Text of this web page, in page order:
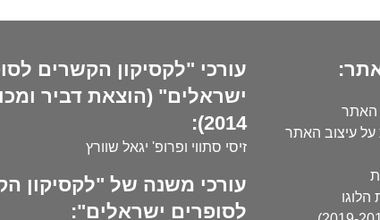
האתר
על עיצוב האתר
הלוגו
עורכי "לקסיקון הקשרים
ישראלים" (הוצאת דביר
2014):
זיסי סתווי ופרופ' יגאל שוורץ
עורכי משנה של "לקסיקון
לסופרים ישראלים":